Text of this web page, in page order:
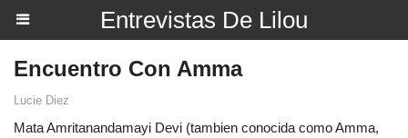
Entrevistas De Lilou
Encuentro Con Amma
Lucie Diez
Mata Amritanandamayi Devi (tambien conocida como Amma,